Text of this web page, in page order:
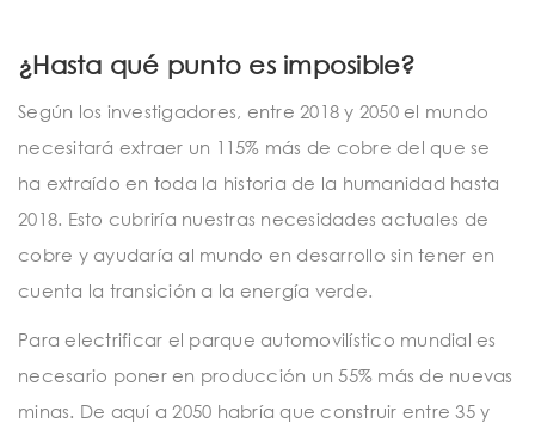
¿Hasta qué punto es imposible?
Según los investigadores, entre 2018 y 2050 el mundo
necesitará extraer un 115% más de cobre del que se
ha extraído en toda la historia de la humanidad hasta
2018. Esto cubriría nuestras necesidades actuales de
cobre y ayudaría al mundo en desarrollo sin tener en
cuenta la transición a la energía verde.
Para electrificar el parque automovilístico mundial es
necesario poner en producción un 55% más de nuevas
minas. De aquí a 2050 habría que construir entre 35 y